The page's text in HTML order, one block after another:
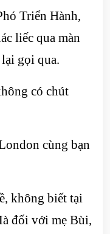
Triển Hành,
liếc qua màn
gọi qua.
có chút
cùng bạn
không biết tại
đối với mẹ Bùi,